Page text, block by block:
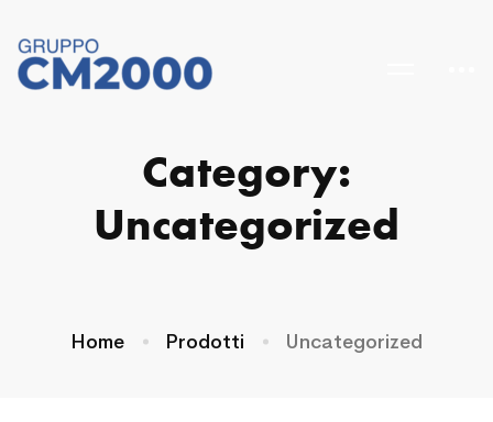
Category:
Uncategorized
Home Prodotti Uncategorized